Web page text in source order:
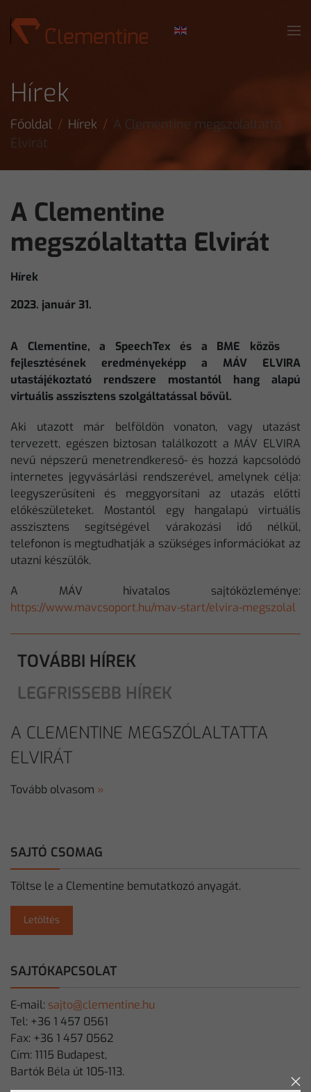
Skip to main content
Hírek
Főoldal Hírek
A Clementine megszólaltatta
Elvirát
SAJTÓ CSOMAG
Töltse le a Clementine bemutatkozó anyagát.
Letöltés
SAJTÓKAPCSOLAT
E-mail: sajto@clementine.hu
Tel: +36 1 457 0561
Fax: +36 1 457 0562
Cím: 1115 Budapest,
Bartók Béla út 105-113.
A Clementine
megszólaltatta Elvirát
Hírek
2023. január 31.
A Clementine, a SpeechTex és a BME közös
fejlesztésének eredményeképp a MÁV ELVIRA
utastájékoztató rendszere mostantól hang alapú
virtuális asszisztens szolgáltatással bővül.
Aki utazott már belföldön vonaton, vagy utazást
tervezett, egészen biztosan találkozott a MÁV ELVIRA
nevű népszerű menetrendkereső- és hozzá kapcsolódó
internetes jegyvásárlási rendszerével, amelynek célja:
leegyszerűsíteni és meggyorsítani az utazás előtti
előkészületeket. Mostantól egy hangalapú virtuális
asszisztens segítségével várakozási idő nélkül,
telefonon is megtudhatják a szükséges információkat az
utazni készülők.
A MÁV hivatalos sajtóközleménye:
https://www.mavcsoport.hu/mav-start/elvira-megszolal
TOVÁBBI HÍREK
LEGFRISSEBB HÍREK
A CLEMENTINE MEGSZÓLALTATTA
ELVIRÁT
Tovább olvasom »